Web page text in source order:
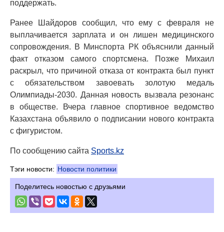
поддержать.
Ранее Шайдоров сообщил, что ему с февраля не
выплачивается зарплата и он лишен медицинского
сопровождения. В Минспорта РК объяснили данный
факт отказом самого спортсмена. Позже Михаил
раскрыл, что причиной отказа от контракта был пункт
с обязательством завоевать золотую медаль
Олимпиады-2030. Данная новость вызвала резонанс
в обществе. Вчера главное спортивное ведомство
Казахстана объявило о подписании нового контракта
с фигуристом.
По сообщению сайта Sports.kz
Тэги новости: Новости политики
Поделитесь новостью с друзьями